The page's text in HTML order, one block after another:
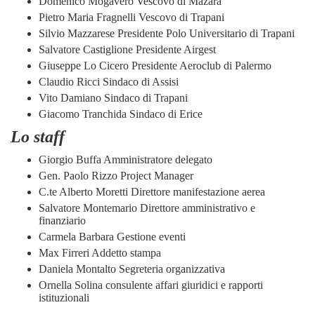
Pietro Maria Fragnelli Vescovo di Trapani
Silvio Mazzarese Presidente Polo Universitario di Trapani
Salvatore Castiglione Presidente Airgest
Giuseppe Lo Cicero Presidente Aeroclub di Palermo
Claudio Ricci Sindaco di Assisi
Vito Damiano Sindaco di Trapani
Giacomo Tranchida Sindaco di Erice
Lo staff
Giorgio Buffa Amministratore delegato
Gen. Paolo Rizzo Project Manager
C.te Alberto Moretti Direttore manifestazione aerea
Salvatore Montemario Direttore amministrativo e
finanziario
Carmela Barbara Gestione eventi
Max Firreri Addetto stampa
Daniela Montalto Segreteria organizzativa
Ornella Solina consulente affari giuridici e rapporti
istituzionali